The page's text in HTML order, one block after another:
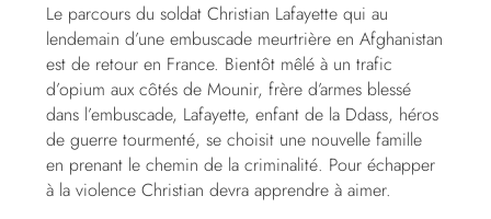
Le parcours du soldat Christian Lafayette qui au
lendemain d’une embuscade meurtrière en Afghanistan
est de retour en France. Bientôt mêlé à un trafic
d’opium aux côtés de Mounir, frère d’armes blessé
dans l’embuscade, Lafayette, enfant de la Ddass, héros
de guerre tourmenté, se choisit une nouvelle famille
en prenant le chemin de la criminalité. Pour échapper
à la violence Christian devra apprendre à aimer.